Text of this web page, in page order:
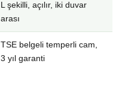
L şekilli, açılır, iki duvar
arası
TSE belgeli temperli cam,
3 yıl garanti